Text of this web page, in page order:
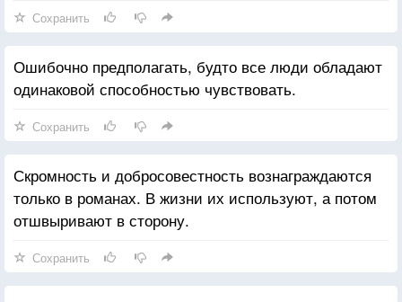
Сохранить
Ошибочно предполагать, будто все люди обладают
одинаковой способностью чувствовать.
Сохранить
Скромность и добросовестность вознаграждаются
только в романах. В жизни их используют, а потом
отшвыривают в сторону.
Сохранить